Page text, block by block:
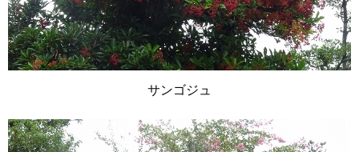
サンゴジュ